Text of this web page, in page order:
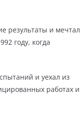
результаты и мечтал
году, когда
и уехал из
работах и